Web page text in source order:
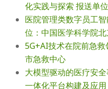
化实践与探索 报送单
医院管理类数字员工
位：中国医学科学院
5G+AI技术在院前急
市急救中心
大模型驱动的医疗安
一体化平台构建及应